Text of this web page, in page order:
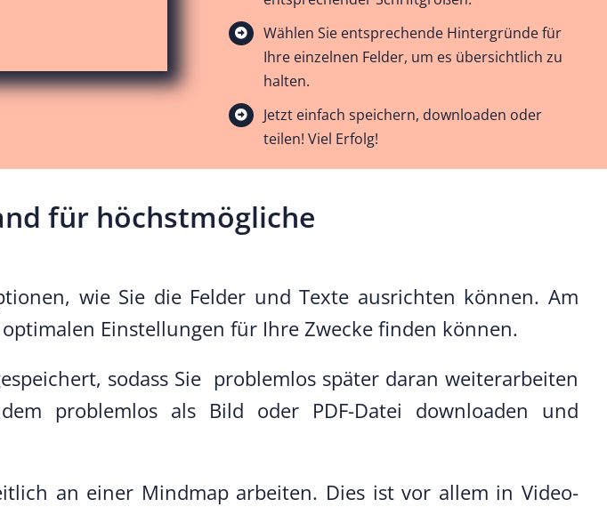
Wählen Sie entsprechende Hintergründe für
Ihre einzelnen Felder, um es übersichtlich zu
halten.
Jetzt einfach speichern, downloaden oder
teilen! Viel Erfolg!
für höchstmögliche
wie Sie die Felder und Texte ausrichten können. Am
Einstellungen für Ihre Zwecke finden können.
sodass Sie problemlos später daran weiterarbeiten
problemlos als Bild oder PDF-Datei downloaden und
an einer Mindmap arbeiten. Dies ist vor allem in Video-